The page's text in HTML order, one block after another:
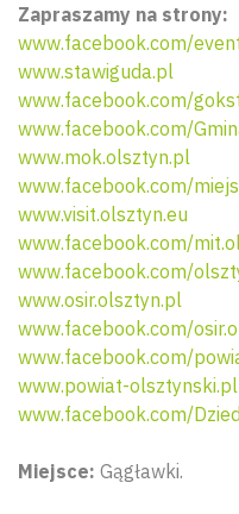
Zapraszamy na strony:
www.facebook.com/
www.stawiguda.pl
www.facebook.com/
www.facebook.com/
www.mok.olsztyn.pl
www.facebook.com/
www.visit.olsztyn.eu
www.facebook.com/
www.facebook.com/
www.osir.olsztyn.pl
www.facebook.com/
www.facebook.com/
www.powiat-olsztynski.pl
www.facebook.com/
Miejsce: Gągławki.